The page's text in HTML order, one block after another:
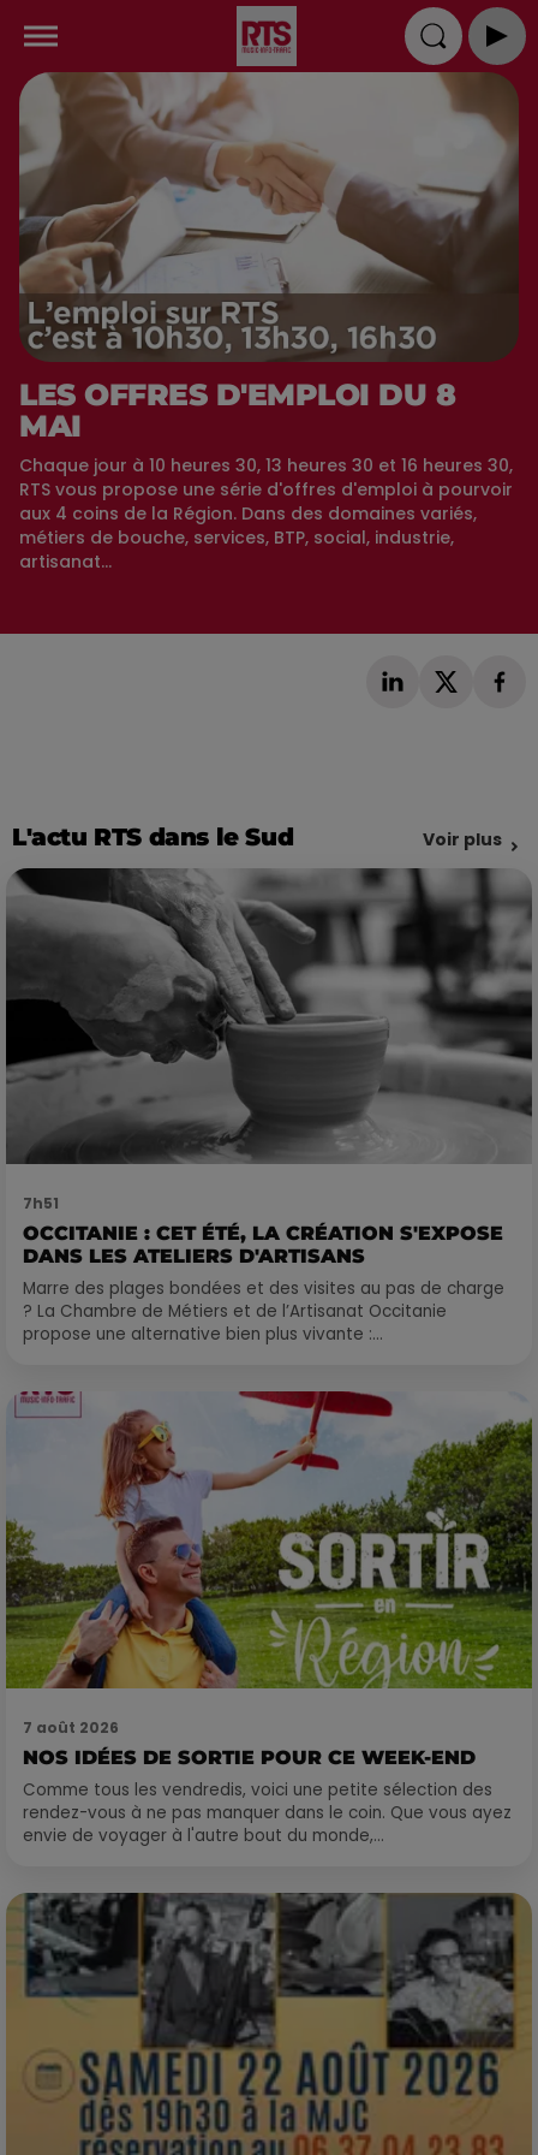
LES OFFRES D'EMPLOI DU 8
MAI
Chaque jour à 10 heures 30, 13 heures 30 et 16 heures 30,
RTS vous propose une série d'offres d'emploi à pourvoir
aux 4 coins de la Région. Dans des domaines variés,
métiers de bouche, services, BTP, social, industrie,
artisanat...
L'actu RTS dans le Sud Voir plus
7h51
OCCITANIE : CET ÉTÉ, LA CRÉATION S'EXPOSE
DANS LES ATELIERS D'ARTISANS
Marre des plages bondées et des visites au pas de charge
? La Chambre de Métiers et de l’Artisanat Occitanie
propose une alternative bien plus vivante :...
7 août 2026
NOS IDÉES DE SORTIE POUR CE WEEK-END
Comme tous les vendredis, voici une petite sélection des
rendez-vous à ne pas manquer dans le coin. Que vous ayez
envie de voyager à l'autre bout du monde,...